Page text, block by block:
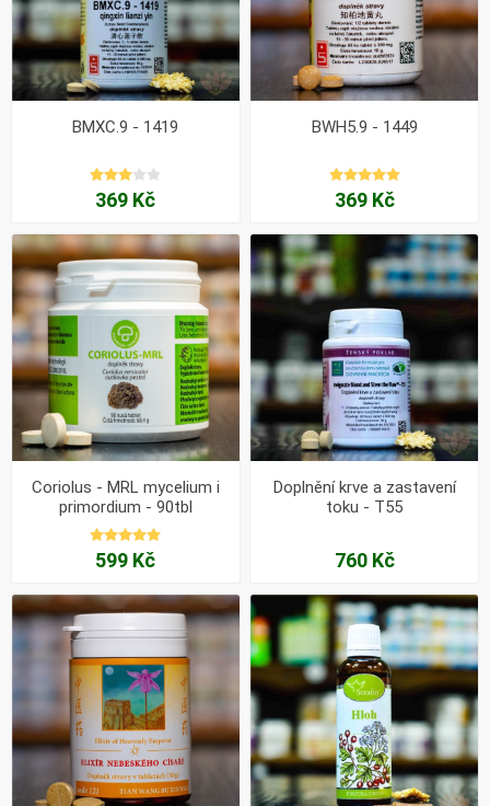
BMXC.9 - 1419
369 Kč
BWH5.9 - 1449
369 Kč
Coriolus - MRL mycelium i
primordium - 90tbl
599 Kč
Doplnění krve a zastavení
toku - T55
760 Kč